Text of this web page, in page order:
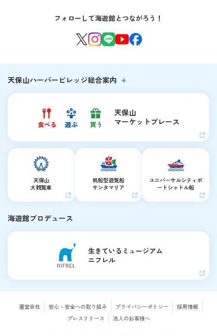
よくある質問・お問い合わせ
音声ガイド / 海遊館探検隊 すたんぷノート
生きものたちのお食事タイム
環境保全への取り組みフォローして海遊館とつながろう！
天保山ハーバービレッジ総合案内
天保山
マーケットプレース
天保山
大観覧車
帆船型遊覧船
サンタマリア
ユニバーサルシティ ポ
ートシャトル船
海遊館プロデュース
生きているミュージアム
ニフレル
運営会社 安心・安全への取り組み プライバシーポリシー
採用情報
プレスリリース
法人のお客様へ